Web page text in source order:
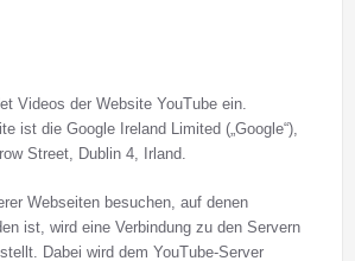
Videos der Website YouTube ein.
ist die Google Ireland Limited („Google“),
Street, Dublin 4, Irland.
Webseiten besuchen, auf denen
ist, wird eine Verbindung zu den Servern
Dabei wird dem YouTube-Server